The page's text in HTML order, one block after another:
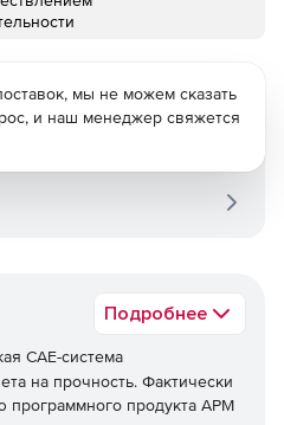
Подробнее
CAE-система
на прочность. Фактически
программного продукта APM
мы не можем сказать
и наш менеджер свяжется